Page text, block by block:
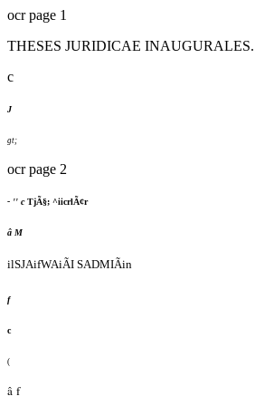
ocr page 1
THESES JURIDICAE INAUGURALES.
c
J
gt;
ocr page 2
- '' cTjÃ§; ^iicrlÃ¢r
â M
ilSJAifWAiÃI SADMIÃin
f
c
(
â f